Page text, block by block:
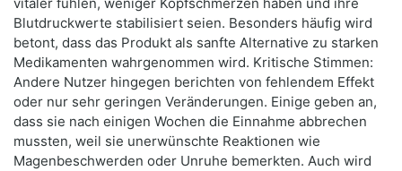
Blutdruckwerte stabilisiert seien. Besonders häufig wird
betont, dass das Produkt als sanfte Alternative zu starken
Medikamenten wahrgenommen wird. Kritische Stimmen:
Andere Nutzer hingegen berichten von fehlendem Effekt
oder nur sehr geringen Veränderungen. Einige geben an,
dass sie nach einigen Wochen die Einnahme abbrechen
mussten, weil sie unerwünschte Reaktionen wie
Magenbeschwerden oder Unruhe bemerkten. Auch wird